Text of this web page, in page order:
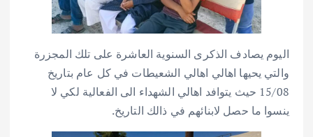
اليوم يصادف الذكرى السنوية العاشرة على تلك المجزرة
والتي يحيها اهالي اهالي الشعيطات في كل عام بتاريخ
15/08 حيث يتوافد اهالي الشهداء الى الفعالية لكي لا
ينسوا ما حصل لابنائهم في ذالك التاريخ.